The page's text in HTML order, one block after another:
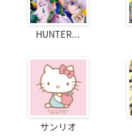
HUNTER...
サンリオ